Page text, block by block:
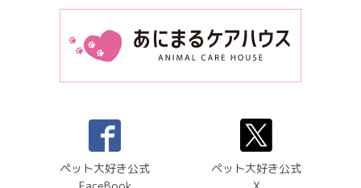
ペット大好き公式
ペット大好き公式